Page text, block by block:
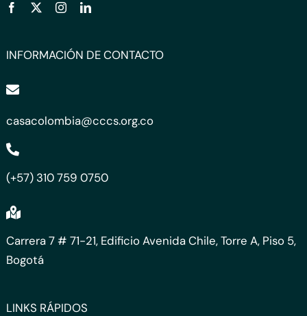
INFORMACIÓN DE CONTACTO
casacolombia@cccs.org.co
(+57) 310 759 0750
Carrera 7 # 71-21, Edificio Avenida Chile, Torre A, Piso 5,
Bogotá
LINKS RÁPIDOS